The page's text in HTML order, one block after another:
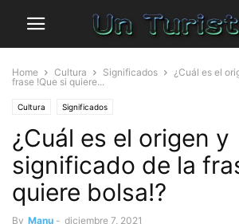
Home Cultura Significados
¿Cuál es el
frase !Que si quiere...
Cultura Significados
¿Cuál es el origen y
significado de la
quiere bolsa!?
By Manu - diciembre 7, 2021